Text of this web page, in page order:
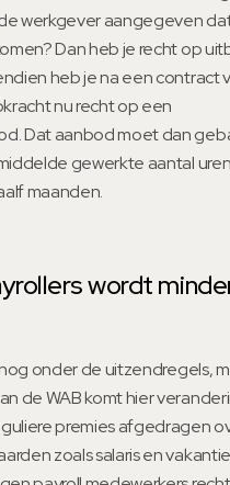
werkgever aangegeven
Dan heb je recht op
heb je na een contract
nu recht op een
Dat aanbod moet dan
gewerkte aantal
maanden.
wordt
onder de uitzendregels,
de WAB komt hier
premies afgedragen
zoals salaris en